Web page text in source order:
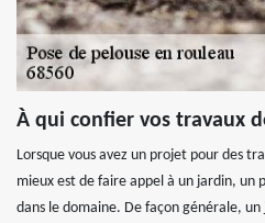
À qui confier vos travaux
Lorsque vous avez un projet pour des
mieux est de faire appel à un jardin, un
dans le domaine. De façon générale,